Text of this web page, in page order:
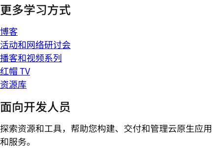
更多学习方式
博客
活动和网络研讨会
播客和视频系列
红帽 TV
资源库
面向开发人员
探索资源和工具，帮助您构建、交付和管理云原生应用
和服务。